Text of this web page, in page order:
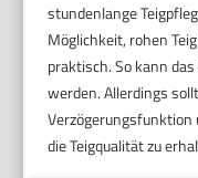
stundenlange
Möglichkeit, rohen
praktisch. So kann
werden. Allerdings
Verzögerungsfunktion
die Teigqualität zu